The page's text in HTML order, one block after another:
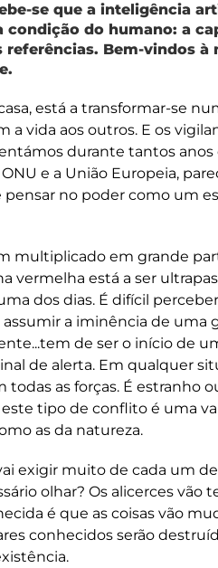
se que a inteligência
do humano: a
Bem-vindos à
está a transformar-se
a vida aos outros. E os
durante tantos anos
e a União Europeia,
no poder como um
multiplicado em grande
vermelha está a ser
dos dias. É difícil
a iminência de uma
de ser o início de
de alerta. Em qualquer
as forças. É estranho
tipo de conflito é uma
as da natureza.
exigir muito de cada um de
olhar? Os alicerces vão
é que as coisas vão
conhecidos serão